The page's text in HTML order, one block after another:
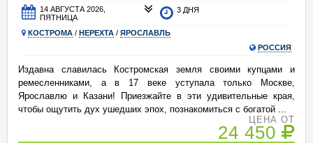
14 АВГУСТА 2026,
ПЯТНИЦА
3 ДНЯ
КОСТРОМА / НЕРЕХТА / ЯРОСЛАВЛЬ
РОССИЯ
Издавна славилась Костромская земля своими купцами и
ремесленниками, а в 17 веке уступала только Москве,
Ярославлю и Казани! Приезжайте в эти удивительные края,
чтобы ощутить дух ушедших эпох, познакомиться с богатой ...
ЦЕНА ОТ
24 450